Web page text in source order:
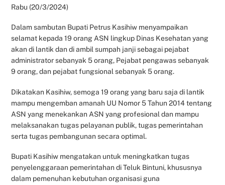
Rabu (20/3/2024)
Dalam sambutan Bupati Petrus Kasihiw menyampaikan
selamat kepada 19 orang ASN lingkup Dinas Kesehatan yang
akan di lantik dan di ambil sumpah janji sebagai pejabat
administrator sebanyak 5 orang, Pejabat pengawas sebanyak
9 orang, dan pejabat fungsional sebanyak 5 orang.
Dikatakan Kasihiw, semoga 19 orang yang baru saja di lantik
mampu mengemban amanah UU Nomor 5 Tahun 2014 tentang
ASN yang menekankan ASN yang profesional dan mampu
melaksanakan tugas pelayanan publik, tugas pemerintahan
serta tugas pembangunan secara optimal.
Bupati Kasihiw mengatakan untuk meningkatkan tugas
penyelenggaraan pemerintahan di Teluk Bintuni, khususnya
dalam pemenuhan kebutuhan organisasi guna